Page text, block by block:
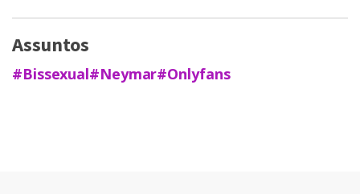
Assuntos
#Bissexual#Neymar#Onlyfans